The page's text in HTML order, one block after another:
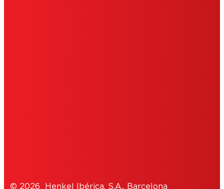
© 2026 Henkel Ibérica, S.A., Barcelona